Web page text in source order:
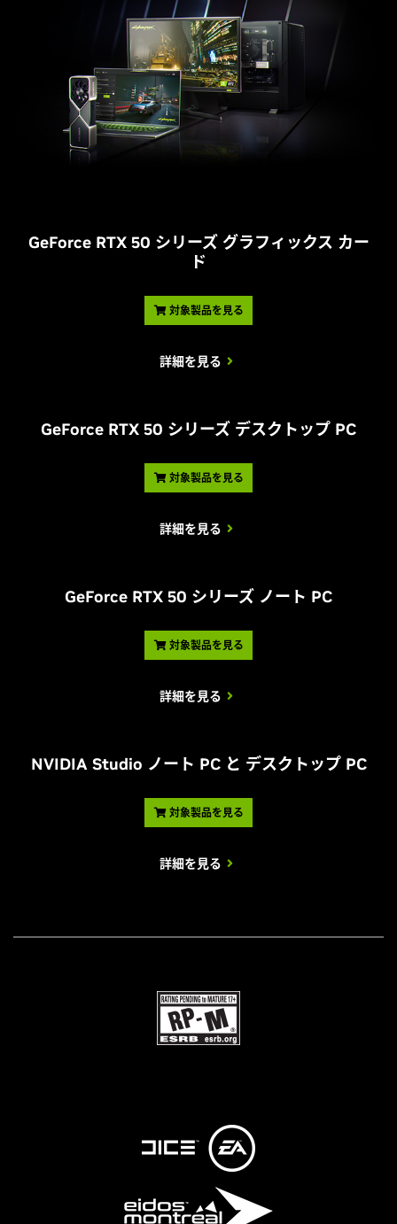
GeForce RTX 50 シリーズ グラフィックス カー
ド
対象製品を見る
詳細を見る
GeForce RTX 50 シリーズ デスクトップ PC
対象製品を見る
詳細を見る
GeForce RTX 50 シリーズ ノート PC
対象製品を見る
詳細を見る
NVIDIA Studio ノート PC と デスクトップ PC
対象製品を見る
詳細を見る